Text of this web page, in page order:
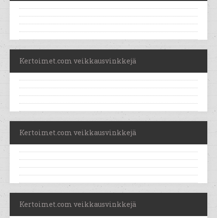
Kertoimet.com veikkausvinkkejä
Kertoimet.com veikkausvinkkejä
Kertoimet.com veikkausvinkkejä